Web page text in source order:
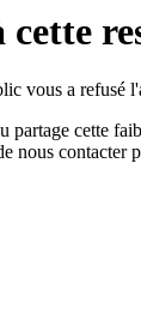
cette
vous a refusé
partage cette
nous contacter